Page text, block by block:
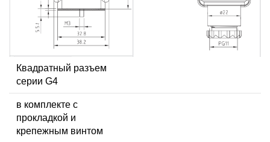
Квадратный разъем
серии G4
в комплекте с
прокладкой и
крепежным винтом